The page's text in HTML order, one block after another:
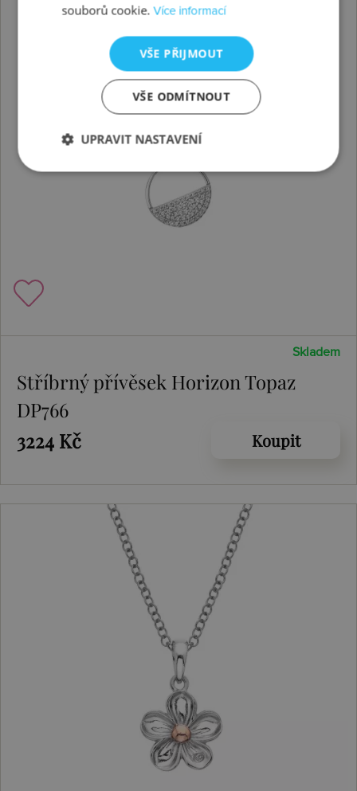
Skladem
Stříbrný přívěsek Horizon Topaz
DP766
3224 Kč
Koupit
souborů cookie.Více informací
VŠE PŘIJMOUT
VŠE ODMÍTNOUT
UPRAVIT NASTAVENÍ